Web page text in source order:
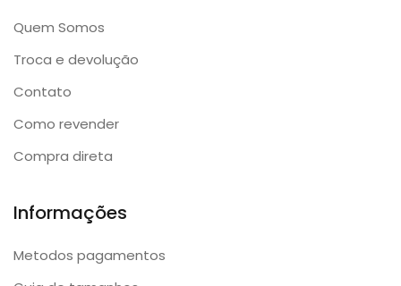
Quem Somos
Troca e devolução
Contato
Como revender
Compra direta
Informações
Metodos pagamentos